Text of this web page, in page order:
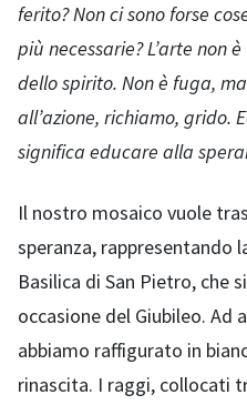
ferito? Non ci sono forse
più necessarie? L’arte non
dello spirito. Non è fuga,
all’azione, richiamo, grido.
significa educare alla
Il nostro mosaico vuole
speranza, rappresentando
Basilica di San Pietro, che
occasione del Giubileo. Ad
abbiamo raffigurato in
rinascita. I raggi, collocati